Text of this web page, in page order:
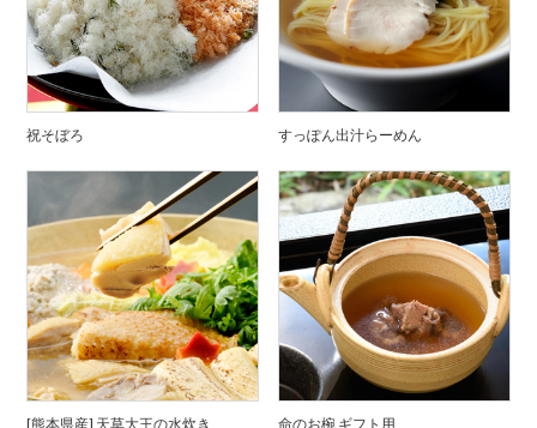
祝そぼろ すっぽん出汁らーめん
[熊本県産] 天草大王の水炊き 命のお椀 ギフト用